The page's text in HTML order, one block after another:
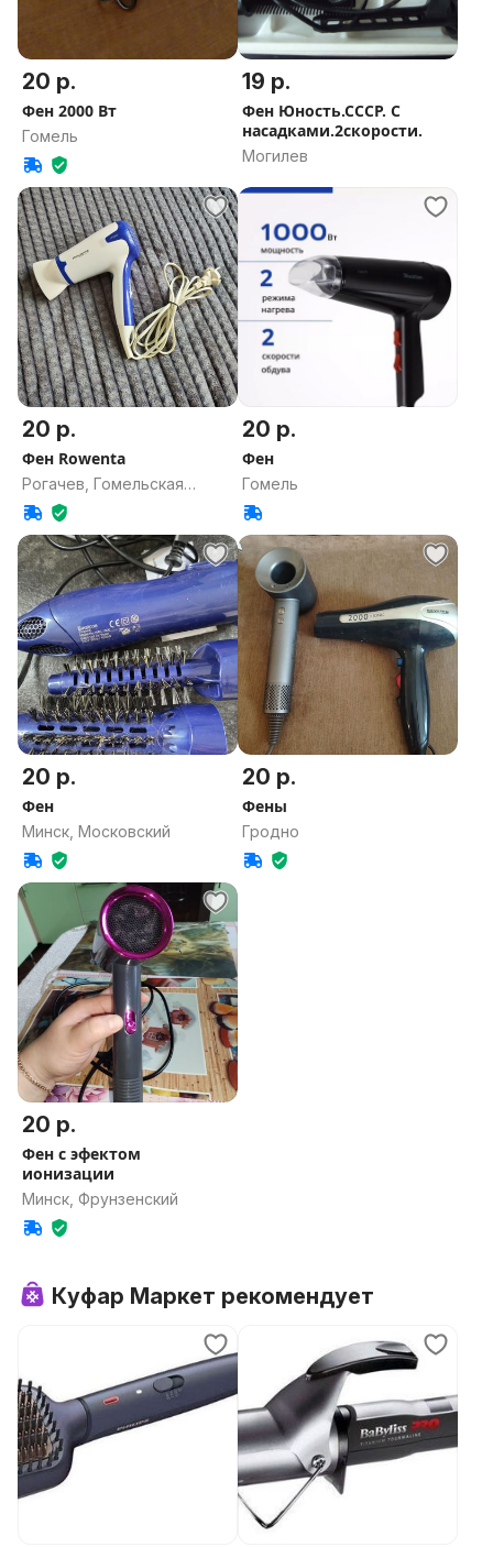
20 р.
Фен 2000 Вт
Гомель
19 р.
Фен Юность.СССР. С
насадками.2скорости.
Могилев
20 р.
Фен Rowenta
Рогачев, Гомельская
область
20 р.
Фен
Гомель
20 р.
Фен
Минск, Московский
20 р.
Фены
Гродно
20 р.
Фен с эфектом
ионизации
Минск, Фрунзенский
Куфар Маркет рекомендует